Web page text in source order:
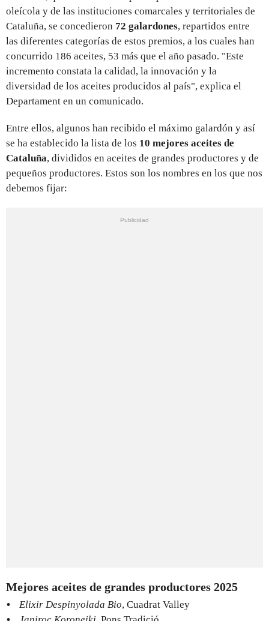
oleícola y de las instituciones comarcales y territoriales de
Cataluña, se concedieron 72 galardones, repartidos entre
las diferentes categorías de estos premios, a los cuales han
concurrido 186 aceites, 53 más que el año pasado. "Este
incremento constata la calidad, la innovación y la
diversidad de los aceites producidos al país", explica el
Departament en un comunicado.
Entre ellos, algunos han recibido el máximo galardón y así
se ha establecido la lista de los 10 mejores aceites de
Cataluña, divididos en aceites de grandes productores y de
pequeños productores. Estos son los nombres en los que nos
debemos fijar:
Mejores aceites de grandes productores 2025
Elixir Despinyolada Bio, Cuadrat Valley